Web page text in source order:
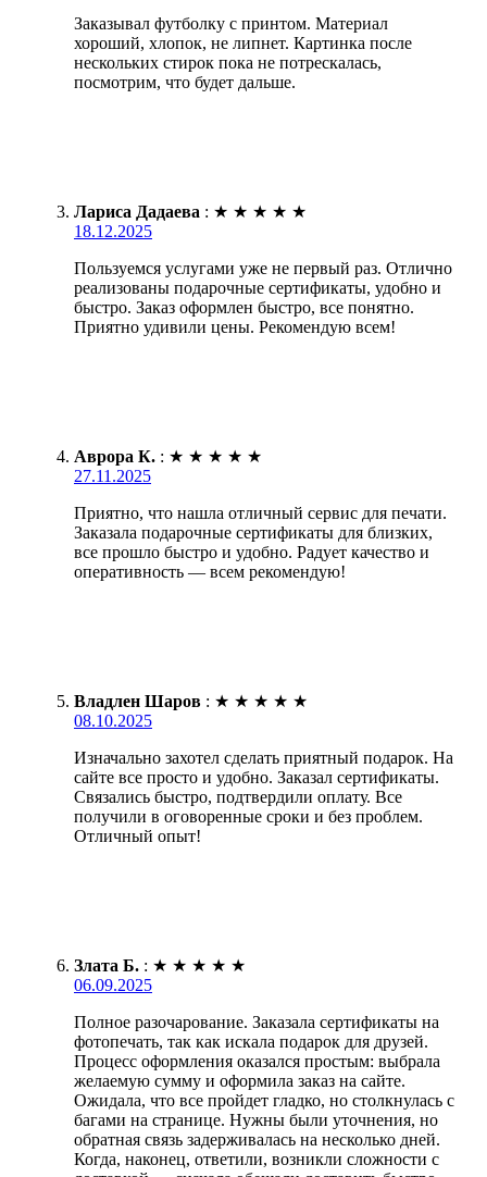
Заказывал футболку с принтом. Материал
хороший, хлопок, не липнет. Картинка после
нескольких стирок пока не потрескалась,
посмотрим, что будет дальше.
Лариса Дадаева : ★ ★ ★ ★ ★
18.12.2025
Пользуемся услугами уже не первый раз. Отлично
реализованы подарочные сертификаты, удобно и
быстро. Заказ оформлен быстро, все понятно.
Приятно удивили цены. Рекомендую всем!
Аврора К. : ★ ★ ★ ★ ★
27.11.2025
Приятно, что нашла отличный сервис для печати.
Заказала подарочные сертификаты для близких,
все прошло быстро и удобно. Радует качество и
оперативность — всем рекомендую!
Владлен Шаров : ★ ★ ★ ★ ★
08.10.2025
Изначально захотел сделать приятный подарок. На
сайте все просто и удобно. Заказал сертификаты.
Связались быстро, подтвердили оплату. Все
получили в оговоренные сроки и без проблем.
Отличный опыт!
Злата Б. : ★ ★ ★ ★ ★
06.09.2025
Полное разочарование. Заказала сертификаты на
фотопечать, так как искала подарок для друзей.
Процесс оформления оказался простым: выбрала
желаемую сумму и оформила заказ на сайте.
Ожидала, что все пройдет гладко, но столкнулась с
багами на странице. Нужны были уточнения, но
обратная связь задерживалась на несколько дней.
Когда, наконец, ответили, возникли сложности с